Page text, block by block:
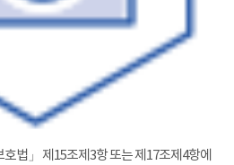
법」 제15조제3항 또는 제17조제4항에